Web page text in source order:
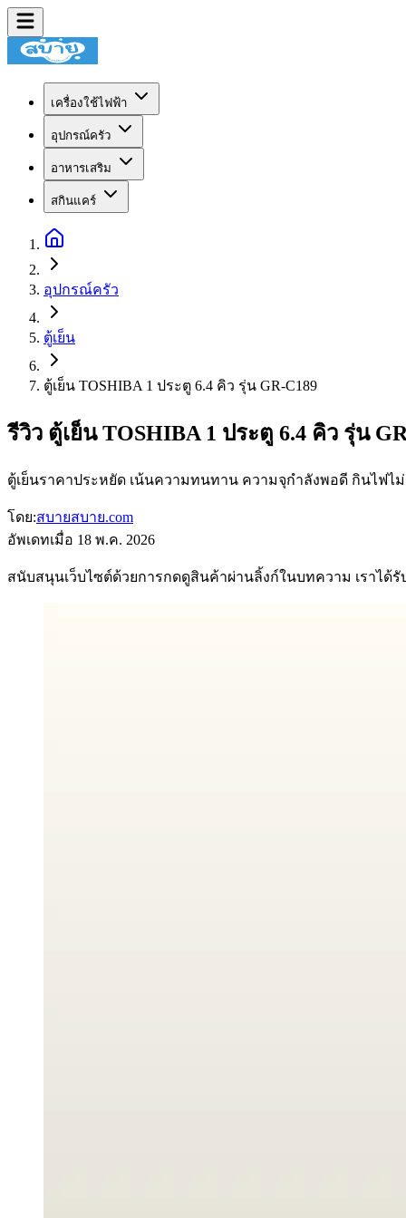
เครื่องใช้ไฟฟ้า
อุปกรณ์ครัว
อาหารเสริม
สกินแคร์
อุปกรณ์ครัว
ตู้เย็น
ตู้เย็น TOSHIBA 1 ประตู 6.4 คิว รุ่น GR-C189
รีวิว ตู้เย็น TOSHIBA 1 ประตู 6.4 คิว รุ่น
ตู้เย็นราคาประหยัด เน้นความทนทาน ความจุกำลังพอดี กินไฟไ
โดย:สบายสบาย.com
อัพเดทเมื่อ 18 พ.ค. 2026
สนับสนุนเว็บไซต์ด้วยการกดดูสินค้าผ่านลิ้งก์ในบทความ เราไ